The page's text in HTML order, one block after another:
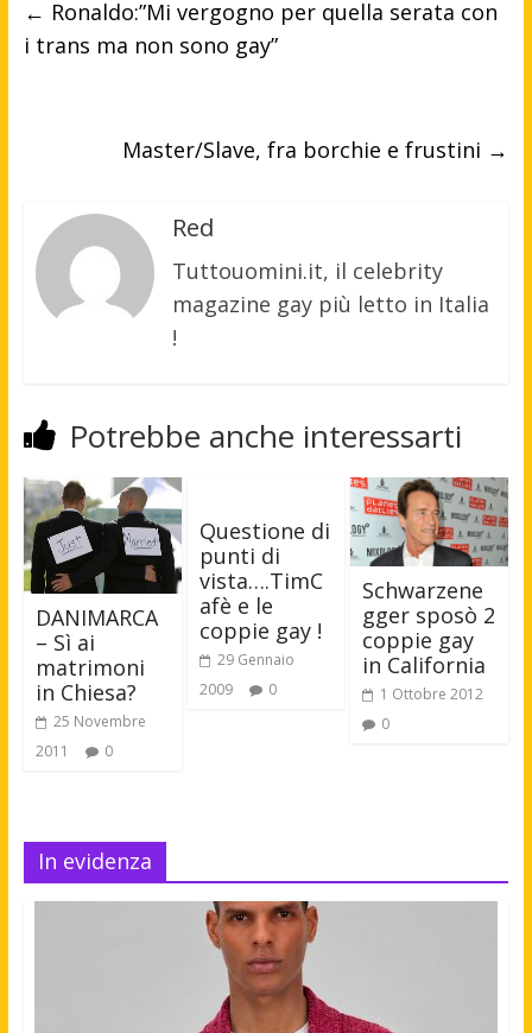
← Ronaldo:”Mi vergogno per quella serata con
i trans ma non sono gay”
Master/Slave, fra borchie e frustini →
Red
Tuttouomini.it, il celebrity
magazine gay più letto in Italia
!
Potrebbe anche interessarti
DANIMARCA
– Sì ai
matrimoni
in Chiesa?
25 Novembre
2011
0
Questione di
punti di
vista….TimC
afè e le
coppie gay !
29 Gennaio
2009
0
Schwarzene
gger sposò 2
coppie gay
in California
1 Ottobre 2012
0
In evidenza